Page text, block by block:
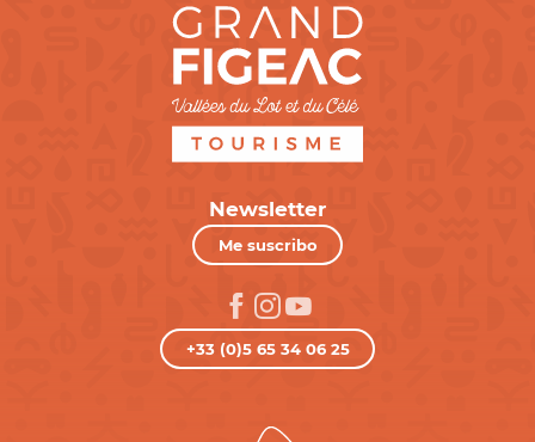
Newsletter
Me suscribo
+33 (0)5 65 34 06 25